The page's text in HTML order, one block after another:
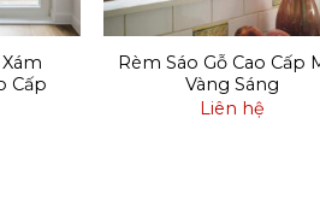
Cấp
Rèm Sáo Gỗ Cao Cấp
Vàng Sáng
Liên hệ